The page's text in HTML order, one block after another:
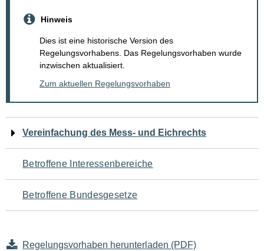
Hinweis
Dies ist eine historische Version des
Regelungsvorhabens. Das Regelungsvorhaben wurde
inzwischen aktualisiert.
Zum aktuellen Regelungsvorhaben
Navigation
für
den
Seiteninhalt
Vereinfachung des Mess- und Eichrechts
Betroffene Interessenbereiche
Betroffene Bundesgesetze
Regelungsvorhaben herunterladen (PDF)